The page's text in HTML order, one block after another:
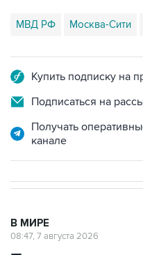
МВД РФ Москва-Сити
Купить подписку на
Подписаться на
Получать
канале
В МИРЕ
08:47, 7 августа 2026